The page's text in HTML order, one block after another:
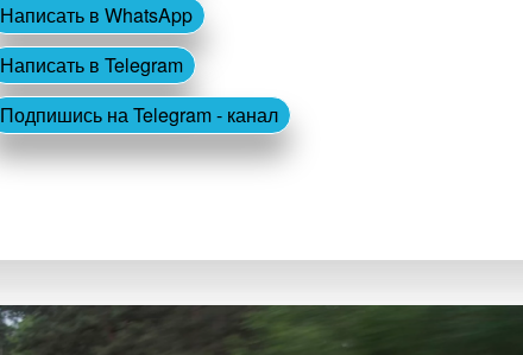
Написать в WhatsApp
Написать в Telegram
Подпишись на Telegram - канал